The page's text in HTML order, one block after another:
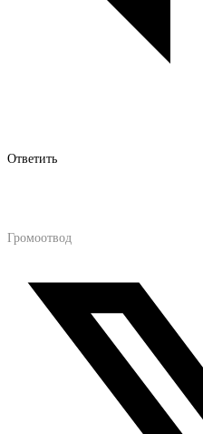
Ответить
Громоотвод